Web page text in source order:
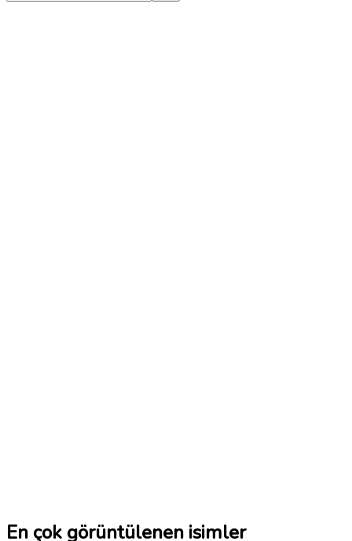
En çok görüntülenen isimler